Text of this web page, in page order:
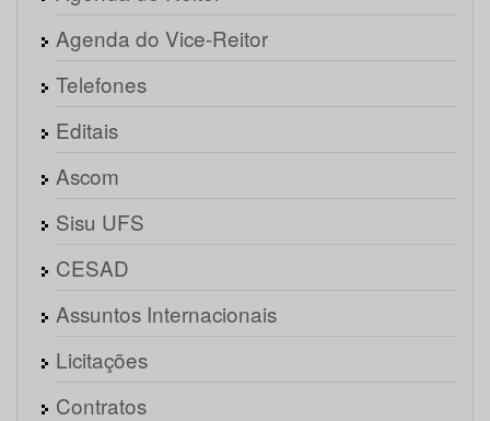
Agenda do Vice-Reitor
Telefones
Editais
Ascom
Sisu UFS
CESAD
Assuntos Internacionais
Licitações
Contratos